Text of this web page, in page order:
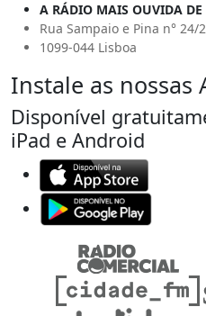
A RÁDIO MAIS OUVIDA DE
Rua Sampaio e Pina n° 24/
1099-044 Lisboa
Instale as nossas
Disponível
iPad e Android